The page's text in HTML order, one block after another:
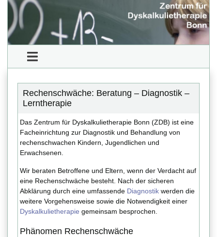
Rechenschwäche: Beratung – Diagnostik –
Lerntherapie
Das Zentrum für Dyskalkulietherapie Bonn (ZDB) ist eine
Facheinrichtung zur Diagnostik und Behandlung von
rechenschwachen Kindern, Jugendlichen und
Erwachsenen.
Wir beraten Betroffene und Eltern, wenn der Verdacht auf
eine Rechenschwäche besteht. Nach der sicheren
Abklärung durch eine umfassende Diagnostik werden die
weitere Vorgehensweise sowie die Notwendigkeit einer
Dyskalkulietherapie gemeinsam besprochen.
Phänomen Rechenschwäche